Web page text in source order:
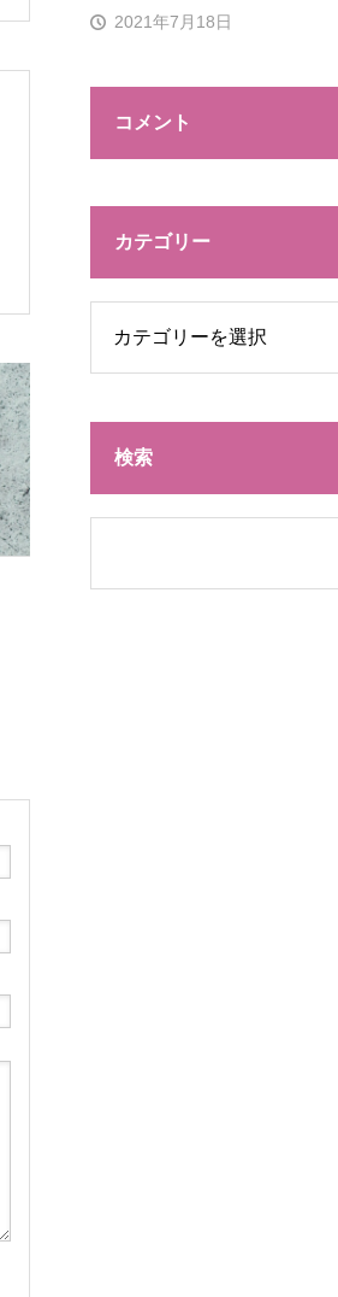
2021年7月18日
コメント
カテゴリー
検索